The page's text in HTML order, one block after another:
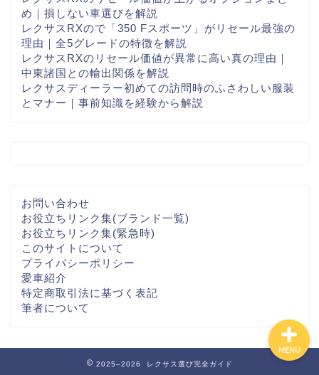
め｜損しない車選びを解説
レクサスRXので「350 Fスポーツ」がリセール最強の
理由｜全5グレードの特徴を解説
レクサスRXのリセール価値が異常に高い真の理由｜
中東諸国との輸出関係を解説
レクサスディーラー初めての訪問時のふさわしい服装
とマナー｜事前知識を経験から解説
お問い合わせ
お役立ちリンク集(ブランド一覧)
お役立ちリンク集(緊急時)
このサイトについて
プライバシーポリシー
愛車紹介
特定商取引法に基づく表記
筆者について
2025–2026 レクサス選び完全ガイド
MENU